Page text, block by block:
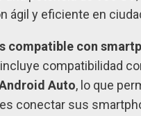
ágil y eficiente en
compatible con
incluye compatibilidad
Auto, lo que
conectar sus